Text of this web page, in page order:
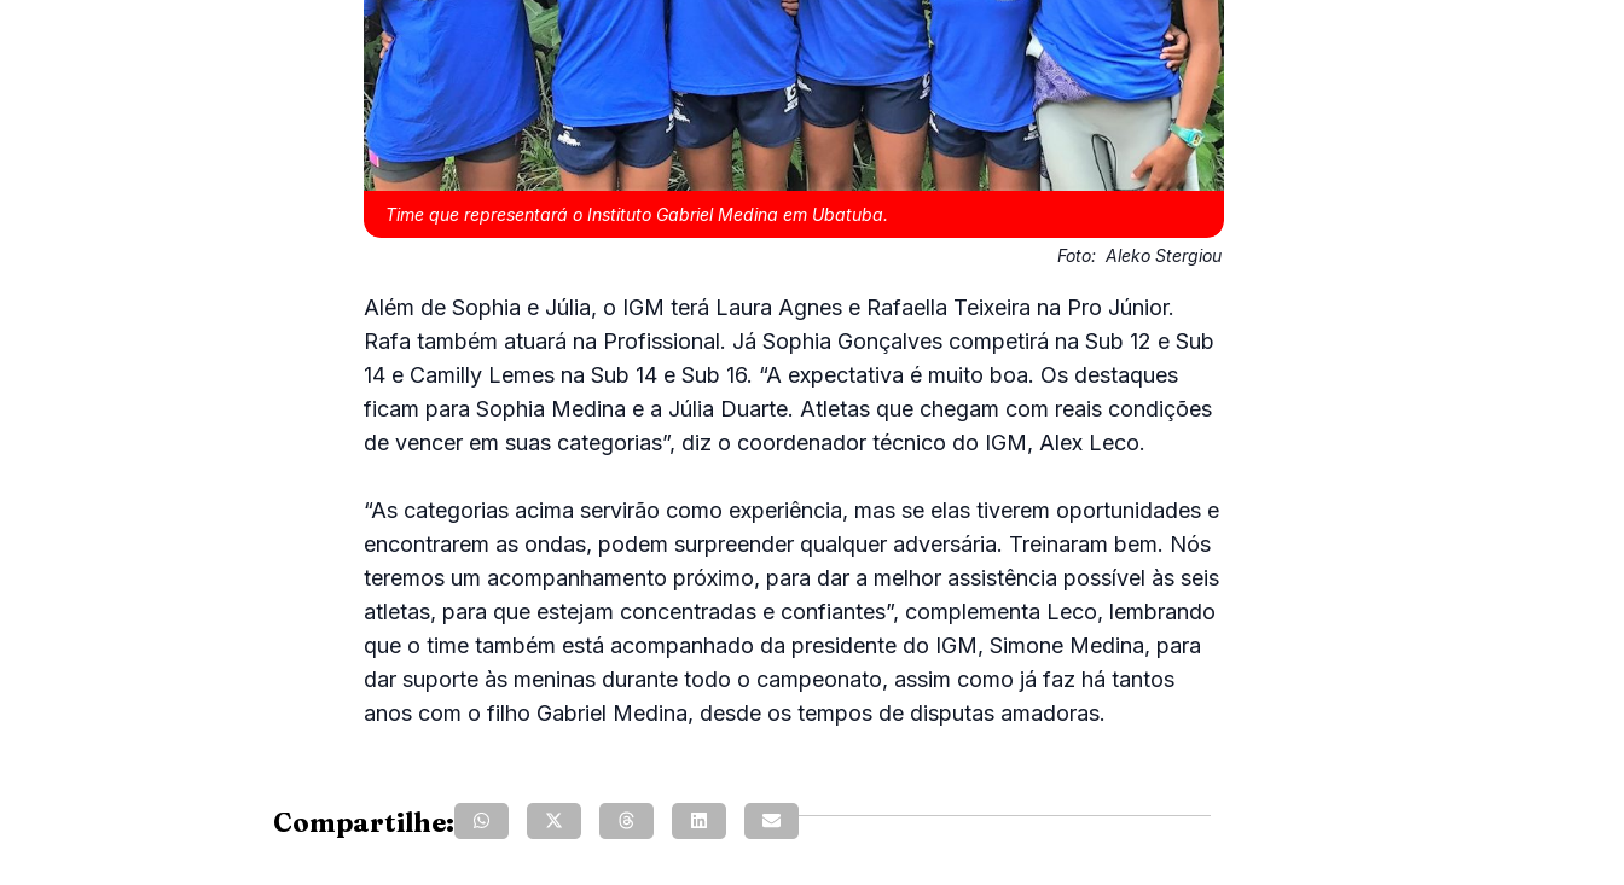
Time que representará o Instituto Gabriel Medina em Ubatuba.
Foto: Aleko Stergiou
Além de Sophia e Júlia, o IGM terá Laura Agnes e Rafaella Teixeira na Pro Júnior.
Rafa também atuará na Profissional. Já Sophia Gonçalves competirá na Sub 12 e Sub
14 e Camilly Lemes na Sub 14 e Sub 16. “A expectativa é muito boa. Os destaques
ficam para Sophia Medina e a Júlia Duarte. Atletas que chegam com reais condições
de vencer em suas categorias”, diz o coordenador técnico do IGM, Alex Leco.
“As categorias acima servirão como experiência, mas se elas tiverem oportunidades e
encontrarem as ondas, podem surpreender qualquer adversária. Treinaram bem. Nós
teremos um acompanhamento próximo, para dar a melhor assistência possível às seis
atletas, para que estejam concentradas e confiantes”, complementa Leco, lembrando
que o time também está acompanhado da presidente do IGM, Simone Medina, para
dar suporte às meninas durante todo o campeonato, assim como já faz há tantos
anos com o filho Gabriel Medina, desde os tempos de disputas amadoras.
Compartilhe: